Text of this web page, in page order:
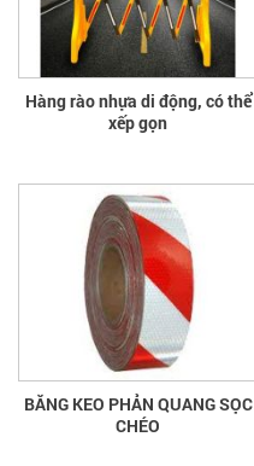
Hàng rào nhựa di động, có thể
xếp gọn
BĂNG KEO PHẢN QUANG SỌC
CHÉO